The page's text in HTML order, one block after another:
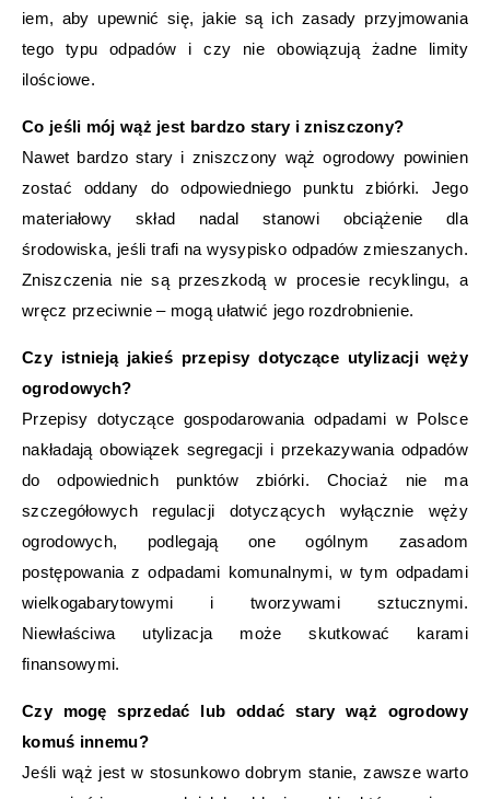
iem, aby upewnić się, jakie są ich zasady przyjmowania
tego typu odpadów i czy nie obowiązują żadne limity
ilościowe.
Co jeśli mój wąż jest bardzo stary i zniszczony?
Nawet bardzo stary i zniszczony wąż ogrodowy powinien
zostać oddany do odpowiedniego punktu zbiórki. Jego
materiałowy skład nadal stanowi obciążenie dla
środowiska, jeśli trafi na wysypisko odpadów zmieszanych.
Zniszczenia nie są przeszkodą w procesie recyklingu, a
wręcz przeciwnie – mogą ułatwić jego rozdrobnienie.
Czy istnieją jakieś przepisy dotyczące utylizacji węży
ogrodowych?
Przepisy dotyczące gospodarowania odpadami w Polsce
nakładają obowiązek segregacji i przekazywania odpadów
do odpowiednich punktów zbiórki. Chociaż nie ma
szczegółowych regulacji dotyczących wyłącznie węży
ogrodowych, podlegają one ogólnym zasadom
postępowania z odpadami komunalnymi, w tym odpadami
wielkogabarytowymi i tworzywami sztucznymi.
Niewłaściwa utylizacja może skutkować karami
finansowymi.
Czy mogę sprzedać lub oddać stary wąż ogrodowy
komuś innemu?
Jeśli wąż jest w stosunkowo dobrym stanie, zawsze warto